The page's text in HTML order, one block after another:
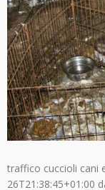
traffico cuccioli cani
26T21:38:45+01:00